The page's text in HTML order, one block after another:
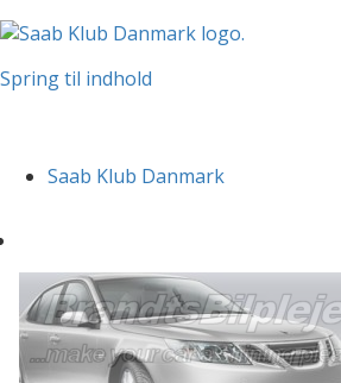
Spring til indhold
Saab Klub Danmark